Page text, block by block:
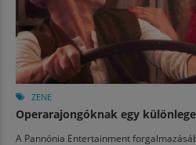
ZENE
Operarajongóknak egy
A Pannónia Entertainment